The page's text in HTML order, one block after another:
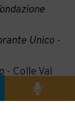
Unico -
- Colle Val
- San